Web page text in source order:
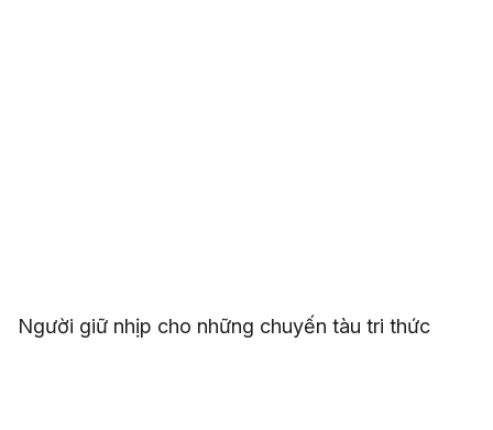
Người giữ nhịp cho những chuyến tàu tri thức